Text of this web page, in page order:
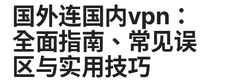
国外连国内vpn：
全面指南、常见误
区与实用技巧